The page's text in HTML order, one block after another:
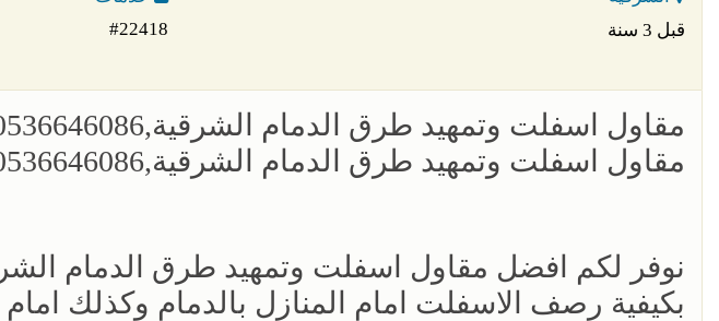
قبل 3 سنة
#22418
مقاول اسفلت وتمهيد طرق الدمام الشرقية,0536646086
مقاول اسفلت وتمهيد طرق الدمام الشرقية,0536646086
نوفر لكم افضل مقاول اسفلت وتمهيد طرق الدمام
بكيفية رصف الاسفلت امام المنازل بالدمام وكذلك